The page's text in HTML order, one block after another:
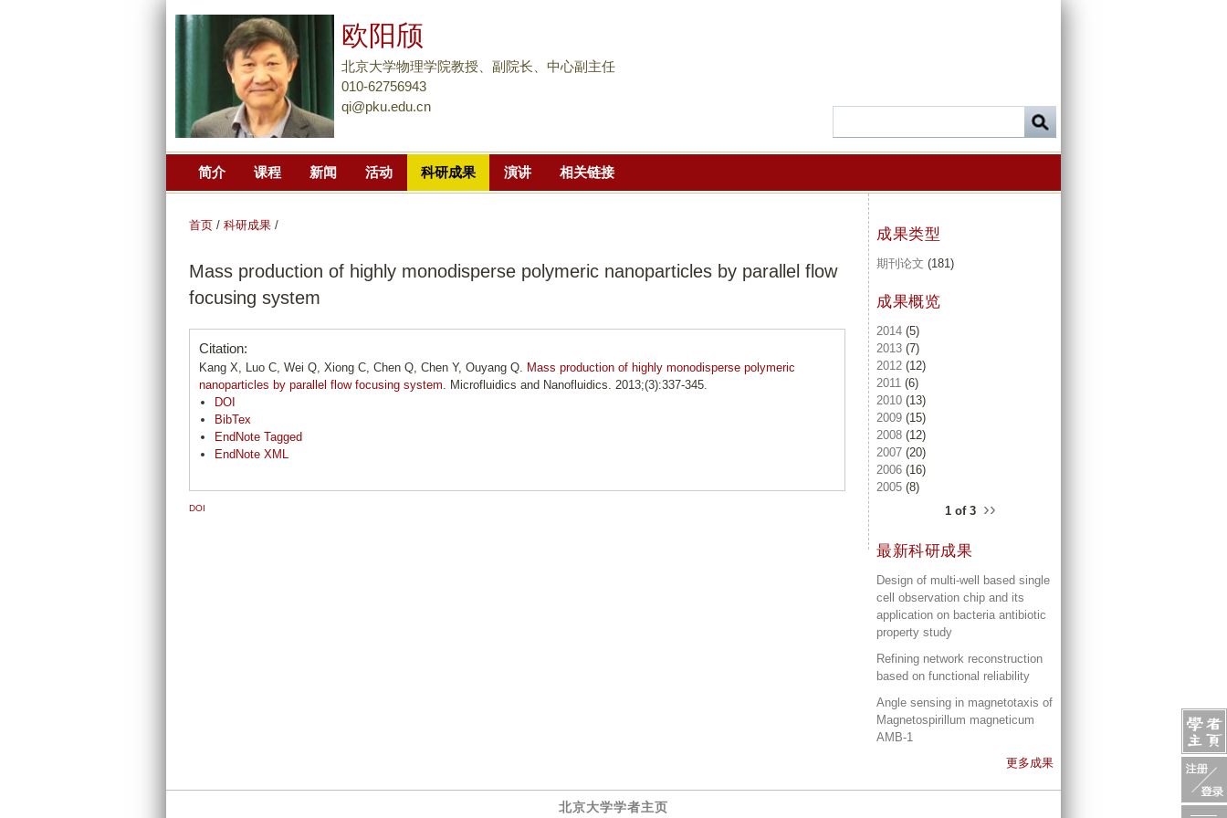
到
主
分
欧阳颀
北京大学物理学院教授、副院长、中心副主任
010-62756943
qi@pku.edu.cn
简介 课程 新闻 活动 科研成果 演讲 相关链接
首页 / 科研成果 /
Mass production of highly monodisperse polymeric nanoparticles by parallel flow
focusing system
Citation:
Kang X, Luo C, Wei Q, Xiong C, Chen Q, Chen Y, Ouyang Q. Mass production of highly monodisperse polymeric
nanoparticles by parallel flow focusing system. Microfluidics and Nanofluidics. 2013;(3):337-345.
DOI
BibTex
EndNote Tagged
EndNote XML
DOI
成果类型
期刊论文 (181)
成果概览
2014 (5)
2013 (7)
2012 (12)
2011 (6)
2010 (13)
2009 (15)
2008 (12)
2007 (20)
2006 (16)
2005 (8)
1 of 3 ››
最新科研成果
Design of multi-well based single
cell observation chip and its
application on bacteria antibiotic
property study
Refining network reconstruction
based on functional reliability
Angle sensing in magnetotaxis of
Magnetospirillum magneticum
AMB-1
更多成果
北京大学学者主页